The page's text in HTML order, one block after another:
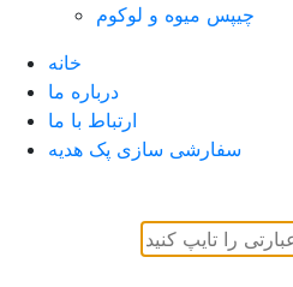
چیپس میوه و لوکوم
خانه
درباره ما
ارتباط با ما
سفارشی سازی پک هدیه